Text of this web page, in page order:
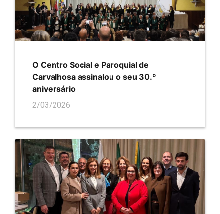
O Centro Social e Paroquial de
Carvalhosa assinalou o seu 30.º
aniversário
2/03/2026